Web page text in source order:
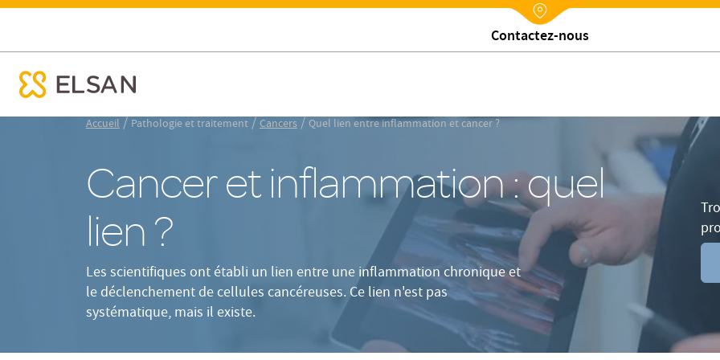
Nx:Aller
Nx:Annuaire
Contactez-nous
Quel lien entre inflammation et cancer ?
menu mobile
Accueil/ Pathologie et traitement/Cancers/ Quel lien entre inflammation et cancer ?
Cancer et inflammation : quel
lien ?
Les scientifiques ont établi un lien entre une inflammation chronique et
le déclenchement de cellules cancéreuses. Ce lien n'est pas
systématique, mais il existe.
Chiffres